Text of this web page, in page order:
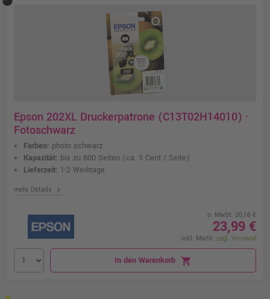
Epson 202XL Druckerpatrone (C13T02H14010) ·
Fotoschwarz
Farben: photo schwarz
Kapazität: bis zu 800 Seiten (ca. 3 Cent / Seite)
Lieferzeit: 1-2 Werktage
mehr Details chevron_right
o. MwSt. 20,16 €
23,99 €
inkl. MwSt. zzgl. Versand
In den Warenkorb shopping_cart